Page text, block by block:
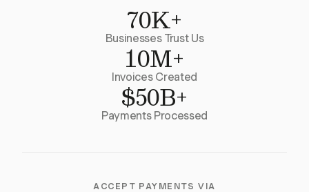
70K+
Businesses Trust Us
10M+
Invoices Created
$50B+
Payments Processed
ACCEPT PAYMENTS VIA